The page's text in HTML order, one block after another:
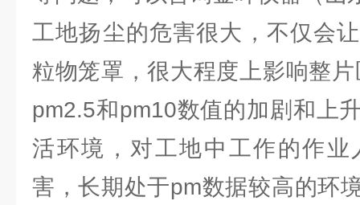
工地扬尘的危害很大，不仅会
粒物笼罩，很大程度上影响整
pm2.5和pm10数值的加剧和上
活环境，对工地中工作的作业
害，长期处于pm数据较高的环